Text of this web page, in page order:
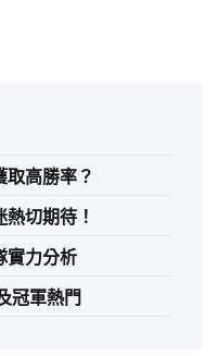
取高勝率？
切期待！
實力分析
冠軍熱門